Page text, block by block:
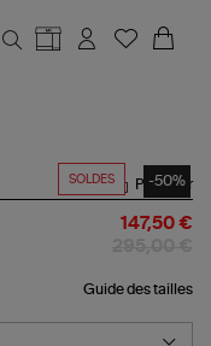
SOLDES -50%
Partager
147,50 €
Guide des tailles